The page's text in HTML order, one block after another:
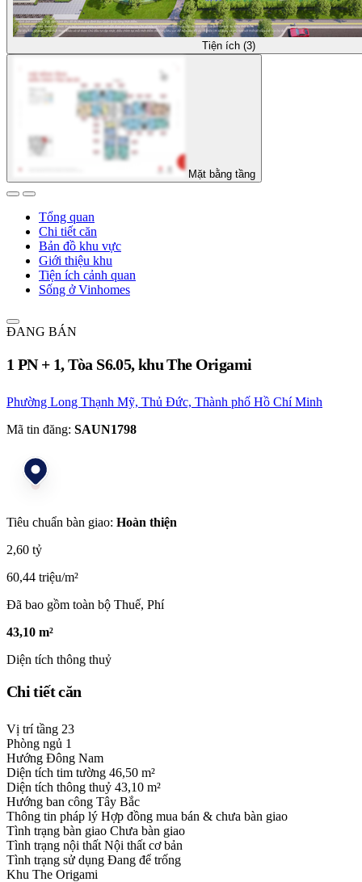
Tiện ích (3)
Mặt bằng tầng
Tổng quan
Chi tiết căn
Bản đồ khu vực
Giới thiệu khu
Tiện ích cảnh quan
Sống ở Vinhomes
ĐANG BÁN
1 PN + 1, Tòa S6.05, khu The Origami
Phường Long Thạnh Mỹ, Thủ Đức, Thành phố Hồ Chí Minh
Mã tin đăng: SAUN1798
Tiêu chuẩn bàn giao: Hoàn thiện
2,60 tỷ
60,44 triệu/m²
Đã bao gồm toàn bộ Thuế, Phí
43,10 m²
Diện tích thông thuỷ
Chi tiết căn
Vị trí tầng 23
Phòng ngủ 1
Hướng Đông Nam
Diện tích tim tường 46,50 m²
Diện tích thông thuỷ 43,10 m²
Hướng ban công Tây Bắc
Thông tin pháp lý Hợp đồng mua bán & chưa bàn giao
Tình trạng bàn giao Chưa bàn giao
Tình trạng nội thất Nội thất cơ bản
Tình trạng sử dụng Đang để trống
Khu The Origami